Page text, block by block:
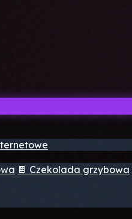
🍫 Czekolada grzybowa